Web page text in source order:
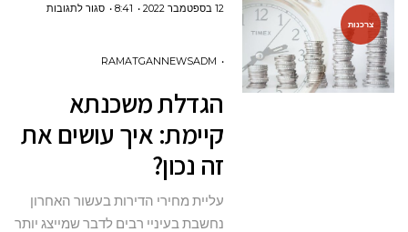
צרכנות
12 בספטמבר 2022 8:41 סגור לתגובותעל
עושים
נכון?
RAMATGANNEWSADM
הגדלת משכנתא
קיימת: איך עושים את
זה נכון?
עליית מחירי הדירות בעשור האחרון
נחשבת בעיניי רבים לדבר שמייצג יותר